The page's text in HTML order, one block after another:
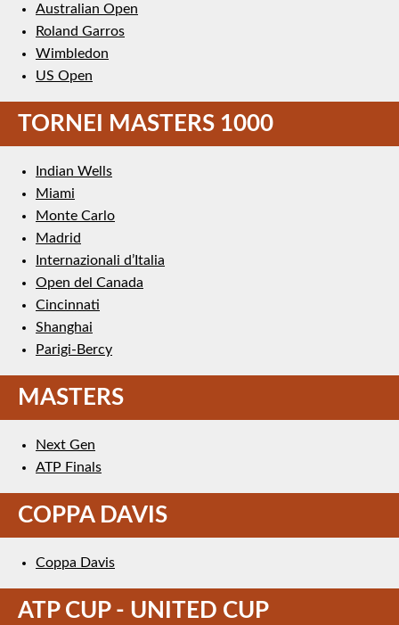
Australian Open
Roland Garros
Wimbledon
US Open
TORNEI MASTERS 1000
Indian Wells
Miami
Monte Carlo
Madrid
Internazionali d’Italia
Open del Canada
Cincinnati
Shanghai
Parigi-Bercy
MASTERS
Next Gen
ATP Finals
COPPA DAVIS
Coppa Davis
ATP CUP - UNITED CUP